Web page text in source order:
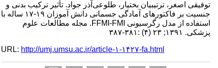
توفیقی اصغر، ترتیبیان بختیار، طلوعی‌آذر جواد. تأثیر ترکیب بدنی و
جنسیت بر فاکتورهای آمادگی جسمانی دانش آموزان ۱۹-۱۷ ساله با
استفاده از مدل رگرسیونی FFMI-FMI. مجله مطالعات علوم
پزشکی. ۱۳۹۱; ۲۳ (۴) :۳۸۱-۳۸۷
URL:http://umj.umsu.ac.ir/article-۱-۱۴۲۷-fa.html